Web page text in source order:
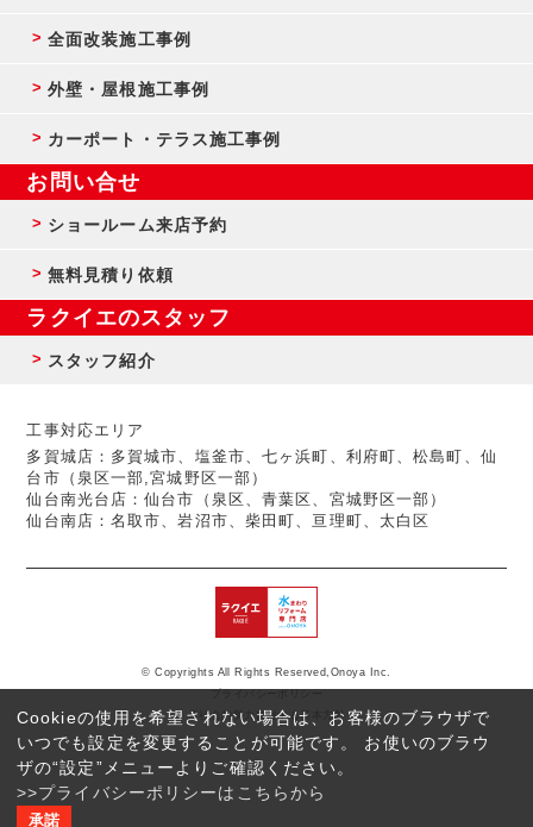
Cookieの使用を希望されない場合は、お客様のブラウザで
いつでも設定を変更することが可能です。 お使いのブラウ
ザの“設定”メニューよりご確認ください。
>>プライバシーポリシーはこちらから
承諾
反社会的勢力に対する基本方針
© Copyrights All Rights Reserved,Onoya Inc.
全面改装施工事例
外壁・屋根施工事例
カーポート・テラス施工事例
お問い合せ
ショールーム来店予約
無料見積り依頼
ラクイエのスタッフ
スタッフ紹介
工事対応エリア
多賀城店：多賀城市、塩釜市、七ヶ浜町、利府町、松島町、仙
台市（泉区一部,宮城野区一部）
仙台南光台店：仙台市（泉区、青葉区、宮城野区一部）
仙台南店：名取市、岩沼市、柴田町、亘理町、太白区